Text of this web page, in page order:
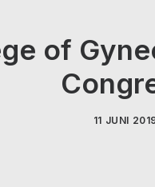
of
11 JUNI